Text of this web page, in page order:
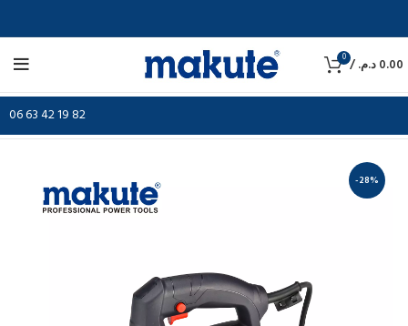
0 / 0.00د.م.
06 63 42 19 82
-28%